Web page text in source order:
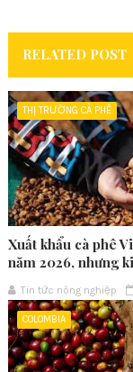
RELATED POST
THỊ TRƯỜNG CÀ PHÊ
Xuất khẩu cà phê
năm 2026, nhưng
Tin tức nông nghiệp
COLOMBIA